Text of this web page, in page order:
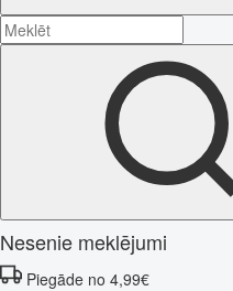
Nesenie meklējumi
Piegāde no 4,99€